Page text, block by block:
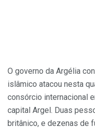
O governo da Argélia
islâmico atacou nesta
consórcio internacional
capital Argel. Duas
britânico, e dezenas de